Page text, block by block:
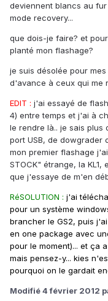
deviennent blancs au
mode recovery...
que dois-je faire? et
planté mon flashage?
je suis désolée pour
d'avance à ceux qui me
EDIT : j'ai essayé de
4) entre temps et j'ai à
le rendre là.. je sais
port USB, de dowgrader
mon premier flashage
STOCK" étrange, la
que j'essaye de m'en
RéSOLUTION : j'ai
pour un système
brancher le GS2, puis
en one package avec
pour le moment)... et ça
mais pensez-y... kies
pourquoi on le gardait
Modifié4 février 2012